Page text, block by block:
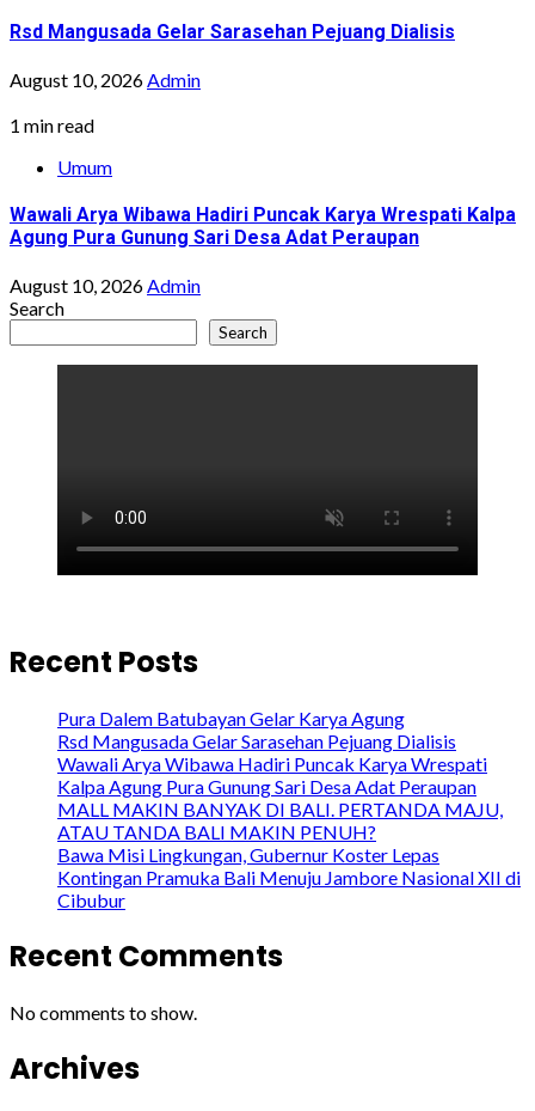
Rsd Mangusada Gelar Sarasehan Pejuang Dialisis
August 10, 2026Admin
1 min read
Umum
Wawali Arya Wibawa Hadiri Puncak Karya Wrespati Kalpa
Agung Pura Gunung Sari Desa Adat Peraupan
August 10, 2026Admin
Search
Search
Recent Posts
Pura Dalem Batubayan Gelar Karya Agung
Rsd Mangusada Gelar Sarasehan Pejuang Dialisis
Wawali Arya Wibawa Hadiri Puncak Karya Wrespati
Kalpa Agung Pura Gunung Sari Desa Adat Peraupan
MALL MAKIN BANYAK DI BALI. PERTANDA MAJU,
ATAU TANDA BALI MAKIN PENUH?
Bawa Misi Lingkungan, Gubernur Koster Lepas
Kontingan Pramuka Bali Menuju Jambore Nasional XII di
Cibubur
Recent Comments
No comments to show.
Archives